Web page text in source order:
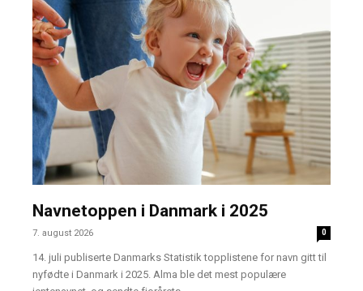
Navnetoppen i Danmark i 2025
7. august 2026 0
14. juli publiserte Danmarks Statistik topplistene for navn gitt til
nyfødte i Danmark i 2025. Alma ble det mest populære